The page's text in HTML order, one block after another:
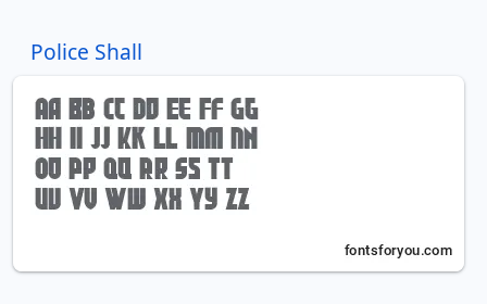
Police Shall